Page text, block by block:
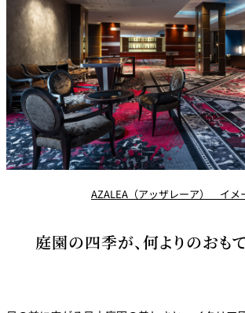
レス
トラ
ン＆
バー
日本料理
千羽鶴＜
SENBAZURU＞
KATO'S DINING
& BAR
麺処
なだ万本店 山
茶花荘＜
SAZANKA-SO
＞
天婦羅 ほり川
紀尾井町
＜
久兵衛（ザ・ 久兵衛（ガー
つきじ鈴
カフェ・ラウンジ
AZALEA（アッザレーア） イメ
庭園の四季が、何よりのおも